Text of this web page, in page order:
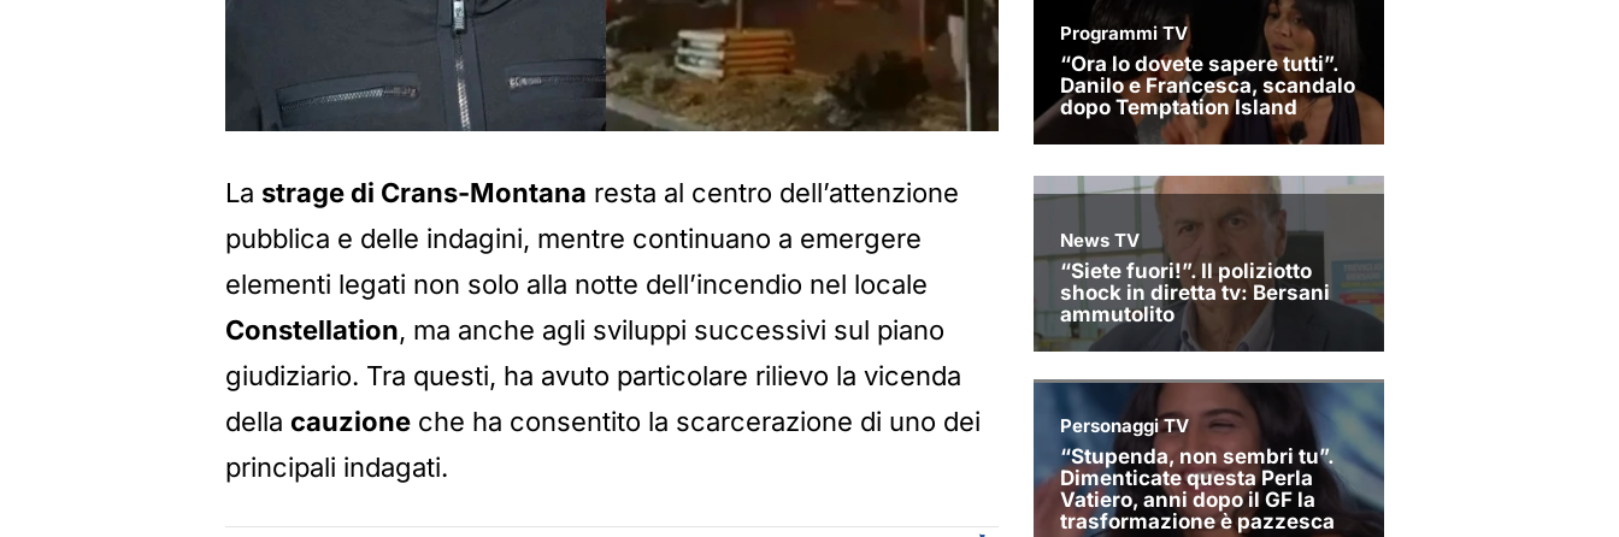
La strage di Crans-Montana resta al centro dell’attenzione
pubblica e delle indagini, mentre continuano a emergere
elementi legati non solo alla notte dell’incendio nel locale
Constellation, ma anche agli sviluppi successivi sul piano
giudiziario. Tra questi, ha avuto particolare rilievo la vicenda
della cauzione che ha consentito la scarcerazione di uno dei
principali indagati.